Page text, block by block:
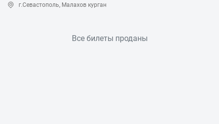
г.Севастополь, Малахов курган
Все билеты проданы